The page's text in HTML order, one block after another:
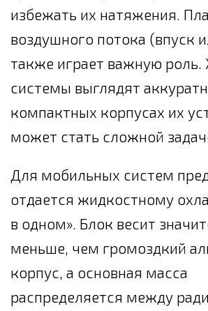
избежать их натяжения.
воздушного потока (впуск
также играет важную роль.
системы выглядят
компактных корпусах их
может стать сложной
Для мобильных систем
отдается жидкостному
в одном». Блок весит
меньше, чем громоздкий
корпус, а основная масса
распределяется между